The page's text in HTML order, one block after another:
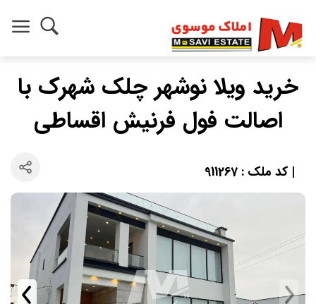
خرید ویلا نوشهر چلک شهرک با
اصالت فول فرنیش اقساطی
| کد ملک : 911267